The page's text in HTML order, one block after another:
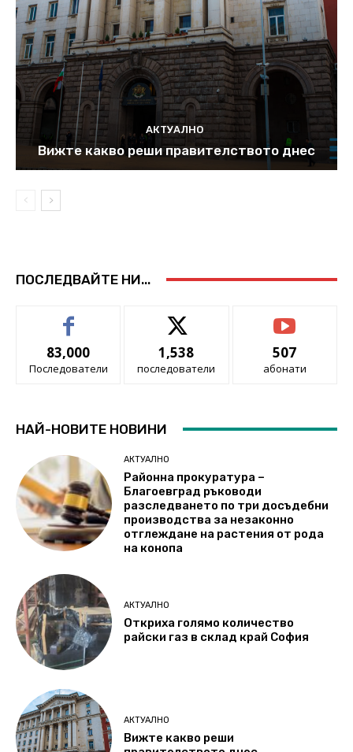
АКТУАЛНО
Вижте какво реши правителството днес
ПОСЛЕДВАЙТЕ НИ...
83,000
Последователи
1,538
последователи
507
абонати
НАЙ-НОВИТЕ НОВИНИ
АКТУАЛНО
Районна прокуратура –
Благоевград ръководи
разследването по три досъдебни
производства за незаконно
отглеждане на растения от рода
на конопа
АКТУАЛНО
Откриха голямо количество
райски газ в склад край София
АКТУАЛНО
Вижте какво реши